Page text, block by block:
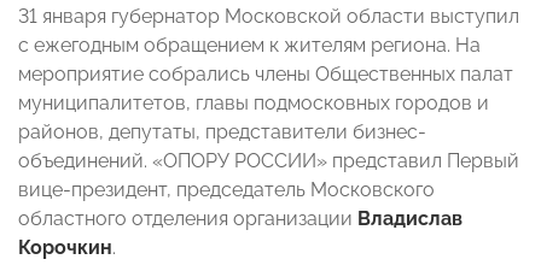
31 января губернатор Московской области выступил
с ежегодным обращением к жителям региона. На
мероприятие собрались члены Общественных палат
муниципалитетов, главы подмосковных городов и
районов, депутаты, представители бизнес-
объединений. «ОПОРУ РОССИИ» представил Первый
вице-президент, председатель Московского
областного отделения организации Владислав
Корочкин.